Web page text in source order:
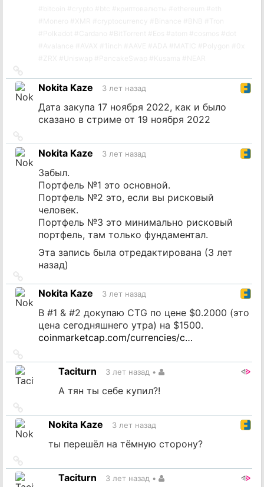
на
источник
Nokita Kaze 3 лет назад
Дата закупа 17 ноября 2022, как и было
сказано в стриме от 19 ноября 2022
на
источник
Nokita Kaze 3 лет назад
Забыл.
Портфель №1 это основной.
Портфель №2 это, если вы рисковый
человек.
Портфель №3 это минимально рисковый
портфель, там только фундаментал.
Эта запись была отредактирована (3 лет
назад)
на
источник
Nokita Kaze 3 лет назад
В #1 & #2 докупаю CTG по цене $0.2000 (это
цена сегодняшнего утра) на $1500.
coinmarketcap.com/currencies/c…
на
источникTaciturn 3 лет назад •
А тян ты себе купил?!
на
источникNokita Kaze 3 лет назад
ты перешёл на тёмную сторону?
на
источникTaciturn 3 лет назад •